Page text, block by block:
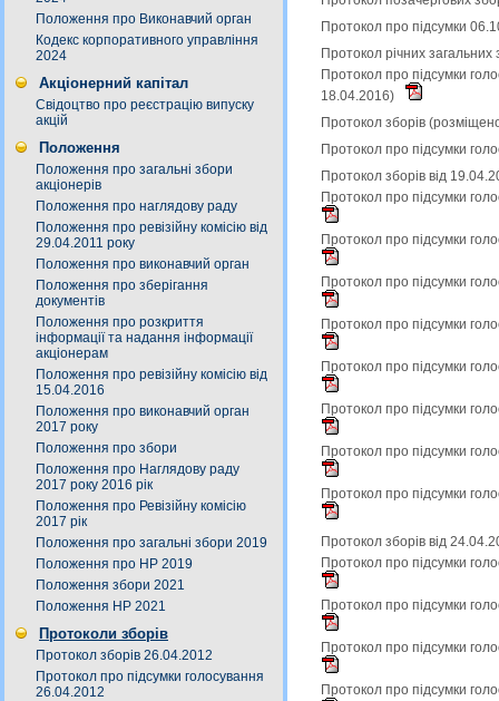
Положення про Виконавчий орган
Кодекс корпоративного управління
2024
Акціонерний капітал
Свідоцтво про реєстрацію випуску
акцій
Положення
Положення про загальні збори
акціонерів
Положення про наглядову раду
Положення про ревізійну комісію від
29.04.2011 року
Положення про виконавчий орган
Положення про зберігання
документів
Положення про розкриття
інформації та надання інформації
акціонерам
Положення про ревізійну комісію від
15.04.2016
Положення про виконавчий орган
2017 року
Положення про збори
Положення про Наглядову раду
2017 року 2016 рік
Положення про Ревізійну комісію
2017 рік
Положення про загальні збори 2019
Положення про НР 2019
Положення збори 2021
Положення НР 2021
Протоколи зборів
Протокол зборів 26.04.2012
Протокол про підсумки голосування
26.04.2012
Протокол про підсумки
Протокол річних
Протокол про підсумки
18.04.2016)
Протокол зборів
Протокол про підсумки
Протокол зборів від
Протокол про підсумки
Протокол про підсумки
Протокол про підсумки
Протокол про підсумки
Протокол про підсумки
Протокол про підсумки
Протокол про підсумки
Протокол про підсумки
Протокол зборів від
Протокол про підсумки
Протокол про підсумки
Протокол про підсумки
Протокол про підсумки